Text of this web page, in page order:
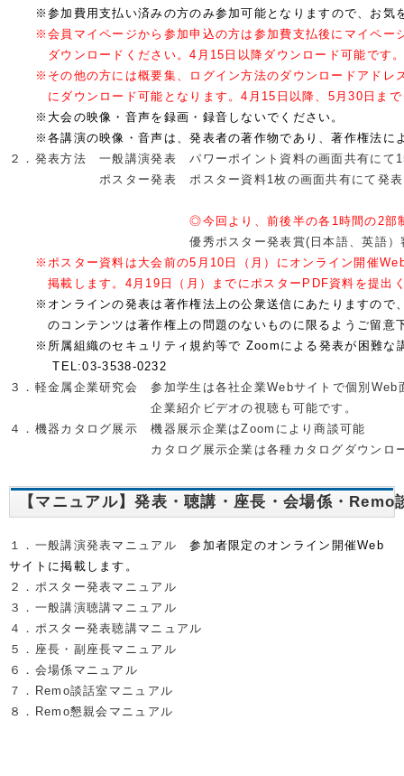
※参加費用支払い済みの方のみ参加可能となりますので、お気
※会員マイページから参加申込の方は参加費支払後にマイペー
ダウンロードください。4月15日以降ダウンロード可能です
※その他の方には概要集、ログイン方法のダウンロードアドレ
にダウンロード可能となります。4月15日以降、5月30日まで
※大会の映像・音声を録画・録音しないでください。
※各講演の映像・音声は、発表者の著作物であり、著作権法に
２．発表方法　一般講演発表　パワーポイント資料の画面共有にて
ポスター発表　ポスター資料1枚の画面共有にて発表
◎今回より、前後半の各1時間の2部
優秀ポスター発表賞(日本語、英語）審査実施
※ポスター資料は大会前の5月10日（月）にオンライン開催
掲載します。 4月19日（月）までにポスターPDF資料を提出
※オンラインの発表は著作権法上の公衆送信にあたりますので
のコンテンツは著作権上の問題のないものに限るようご留
※所属組織のセキュリティ規約等で Zoomによる発表が困難な
TEL:03-3538-0232
３．軽金属企業研究会　参加学生は各社企業Webサイトで個別
企業紹介ビデオの視聴も可
４．機器カタログ展示　機器展示企業はZoomにより商談可能
カタログ展示企業は各種カタログダウンロ
【マニュアル】発表・聴講・座長・会場係・Remo
１．一般講演発表マニュアル参加者限定のオンライン開催Web
サイトに掲載します。
２．ポスター発表マニュアル
３．一般講演聴講マニュアル
４．ポスター発表聴講マニュアル
５．座長・副座長マニュアル
６．会場係マニュアル
７．Remo談話室マニュアル
８．Remo懇親会マニュアル